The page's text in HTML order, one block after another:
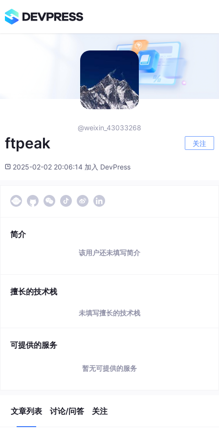
@weixin_43033268
ftpeak 关注
2025-02-02 20:06:14 加入 DevPress
简介
该用户还未填写简介
擅长的技术栈
未填写擅长的技术栈
可提供的服务
暂无可提供的服务
文章列表 讨论/问答 关注